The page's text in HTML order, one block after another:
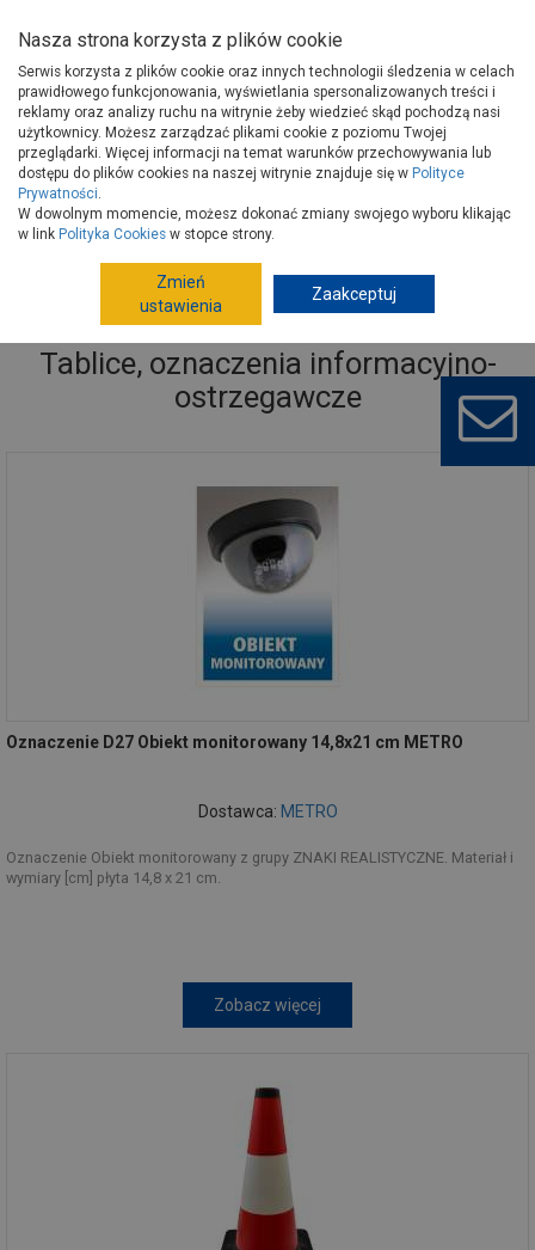
Strona główna Narzędzia
Artykuły BHP
Tablice, oznaczenia informacyjno-ostrzegawcze
Tablice, oznaczenia informacyjno-
ostrzegawcze
Oznaczenie D27 Obiekt monitorowany 14,8x21 cm METRO
Dostawca: METRO
Oznaczenie Obiekt monitorowany z grupy ZNAKI REALISTYCZNE. Materiał i
wymiary [cm] płyta 14,8 x 21 cm.
Zobacz więcej
Nasza strona korzysta z plików cookie
Serwis korzysta z plików cookie oraz innych technologii śledzenia w celach
prawidłowego funkcjonowania, wyświetlania spersonalizowanych treści i
reklamy oraz analizy ruchu na witrynie żeby wiedzieć skąd pochodzą nasi
użytkownicy. Możesz zarządzać plikami cookie z poziomu Twojej
przeglądarki. Więcej informacji na temat warunków przechowywania lub
dostępu do plików cookies na naszej witrynie znajduje się w Polityce
Prywatności.
W dowolnym momencie, możesz dokonać zmiany swojego wyboru klikając
w link Polityka Cookies w stopce strony.
Zmień
ustawienia
Zaakceptuj